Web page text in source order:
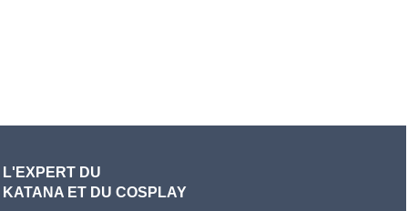
L'EXPERT DU
KATANA ET DU COSPLAY